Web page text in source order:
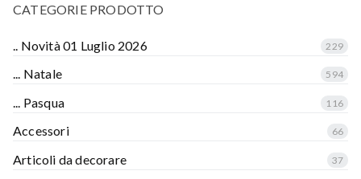
CATEGORIE PRODOTTO
.. Novità 01 Luglio 2026 229
... Natale 594
... Pasqua 116
Accessori 66
Articoli da decorare 37